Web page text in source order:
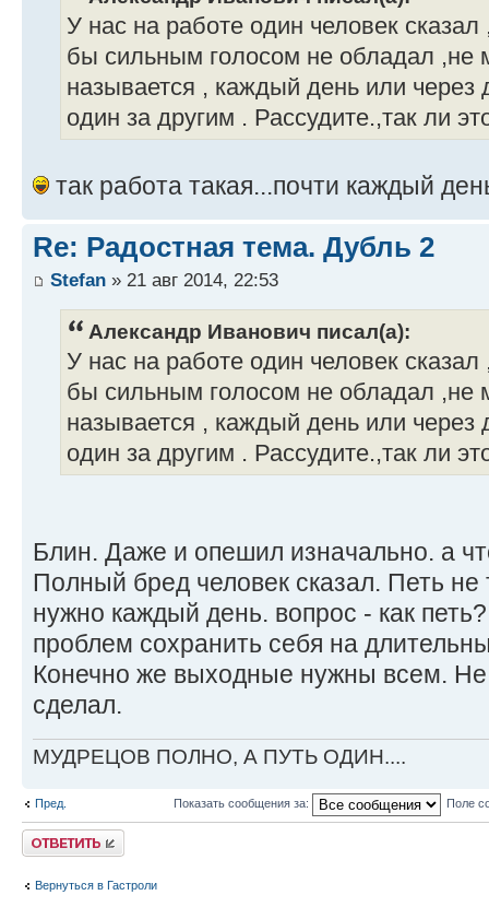
У нас на работе один человек
бы сильным голосом не обладал ,не
называется , каждый день или через
один за другим . Рассудите.,так ли
так работа такая...почти каждый
Re: Радостная тема. Дубль 2
Stefan » 21 авг 2014, 22:53
Александр Иванович писал(а):
У нас на работе один человек
бы сильным голосом не обладал ,не
называется , каждый день или через
один за другим . Рассудите.,так ли
Блин. Даже и опешил изначально. а
Полный бред человек сказал. Петь
нужно каждый день. вопрос - как
проблем сохранить себя на
Конечно же выходные нужны всем. Не
сделал.
МУДРЕЦОВ ПОЛНО, А ПУТЬ ОДИН....
Пред. Показать сообщения за: Поле
Ответить
Вернуться в Гастроли